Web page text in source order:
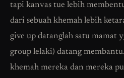
tapi kanvas tue lebih
dari sebuah khemah lebih
give up datanglah satu mamat
group lelaki) datang
khemah mereka dan mereka